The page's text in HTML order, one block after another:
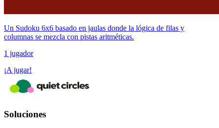
Un Sudoku 6x6 basado en jaulas donde la lógica de filas y
columnas se mezcla con pistas aritméticas.
1 jugador
¡A jugar!
Soluciones